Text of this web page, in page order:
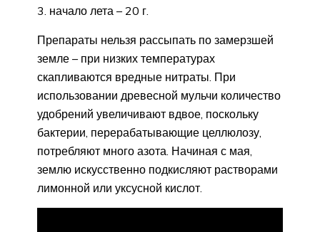
начало лета – 20 г.
Препараты нельзя рассыпать по замерзшей
земле – при низких температурах
скапливаются вредные нитраты. При
использовании древесной мульчи количество
удобрений увеличивают вдвое, поскольку
бактерии, перерабатывающие целлюлозу,
потребляют много азота. Начиная с мая,
землю искусственно подкисляют растворами
лимонной или уксусной кислот.